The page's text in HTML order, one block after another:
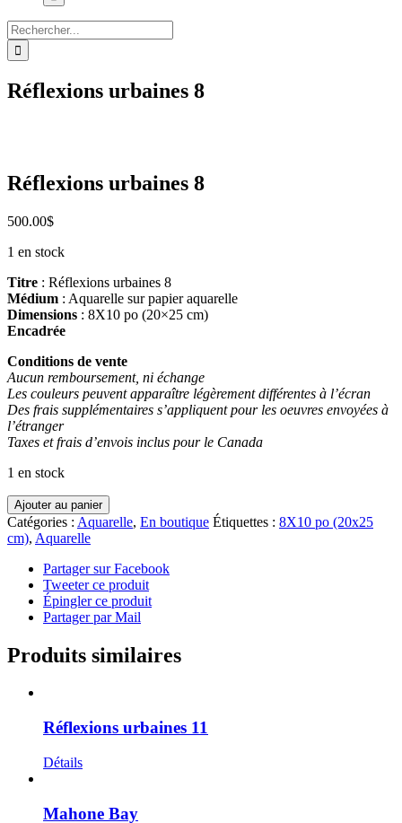
Rechercher:
Réflexions urbaines 8
Réflexions urbaines 8
500.00$
1 en stock
Titre : Réflexions urbaines 8
Médium : Aquarelle sur papier aquarelle
Dimensions : 8X10 po (20×25 cm)
Encadrée
Conditions de vente
Aucun remboursement, ni échange
Les couleurs peuvent apparaître légèrement différentes à l’écran
Des frais supplémentaires s’appliquent pour les oeuvres envoyées à
l’étranger
Taxes et frais d’envois inclus pour le Canada
1 en stock
quantité
de
Réflexions
urbaines
Ajouter au panier
Catégories : Aquarelle, En boutique Étiquettes : 8X10 po (20x25
cm), Aquarelle
Partager sur Facebook
Tweeter ce produit
Épingler ce produit
Partager par Mail
Produits similaires
Réflexions urbaines 11
Détails
Mahone Bay